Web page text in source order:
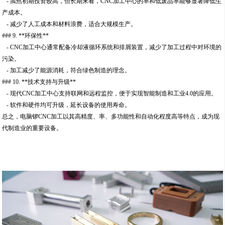
产成本。
- 减少了人工成本和材料浪费，适合大规模生产。
### 9. **环保性**
- CNC加工中心通常配备冷却液循环系统和排屑装置，减少了加工过程中对环境的
污染。
- 加工减少了能源消耗，符合绿色制造的理念。
### 10. **技术支持与升级**
- 现代CNC加工中心支持联网和远程监控，便于实现智能制造和工业4.0的应用。
- 软件和硬件均可升级，延长设备的使用寿命。
总之，电脑锣CNC加工以其高精度、率、多功能性和自动化程度高等特点，成为现
代制造业的重要设备。